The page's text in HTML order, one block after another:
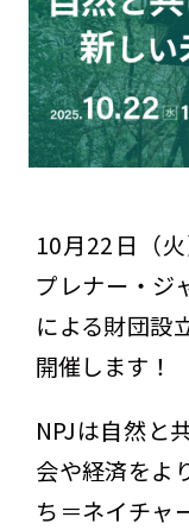
10月22日（
プレナー・ジ
による財団設
開催します！
NPJは自然と
会や経済をよ
ち＝ネイチャ